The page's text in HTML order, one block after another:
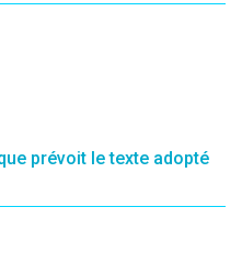
prévoit le texte adopté